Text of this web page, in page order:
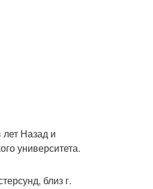
Назад и
университета.
близ г.